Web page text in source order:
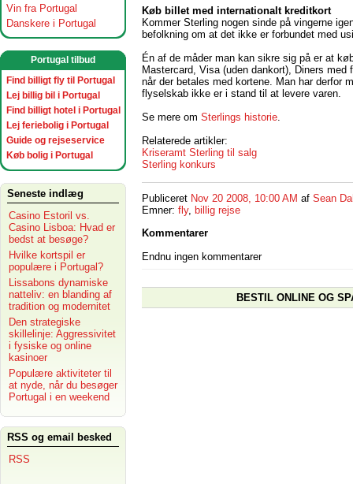
Vin fra Portugal
Danskere i Portugal
Portugal tilbud
Find billigt fly til Portugal
Lej billig bil i Portugal
Find billigt hotel i Portugal
Lej feriebolig i Portugal
Guide og rejseservice
Køb bolig i Portugal
Seneste indlæg
Casino Estoril vs.
Casino Lisboa: Hvad er
bedst at besøge?
Hvilke kortspil er
populære i Portugal?
Lissabons dynamiske
natteliv: en blanding af
tradition og modernitet
Den strategiske
skillelinje: Aggressivitet
i fysiske og online
kasinoer
Populære aktiviteter til
at nyde, når du besøger
Portugal i en weekend
RSS og email besked
RSS
Køb billet med internationalt kreditkort
Kommer Sterling nogen sinde på vingerne
befolkning om at det ikke er forbundet med
Én af de måder man kan sikre sig på er at
Mastercard, Visa (uden dankort), Diners
når der betales med kortene. Man har derfor
flyselskab ikke er i stand til at levere varen.
Se mere om Sterlings historie
Relaterede artikler:
Kriseramt Sterling til salg
Sterling konkurs
Publiceret Nov 20 2008, 10:00 AM af Sean
Emner: fly, billig rejse
Kommentarer
Endnu ingen kommentarer
BESTIL ONLINE OG